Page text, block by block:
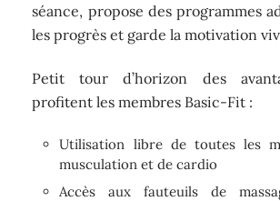
séance, propose des programmes
les progrès et garde la motivation
Petit tour d’horizon des
profitent les membres Basic-Fit :
Utilisation libre de toutes les
musculation et de cardio
Accès aux fauteuils de